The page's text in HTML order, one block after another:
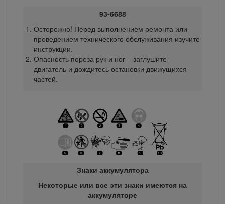
93-6688
Осторожно! Перед выполнением ремонта или
проведением технического обслуживания изучите
инструкции.
Опасность пореза рук и ног – заглушите
двигатель и дождитесь остановки движущихся
частей.
Знаки аккумулятора
Некоторые или все эти знаки имеются на
аккумуляторе